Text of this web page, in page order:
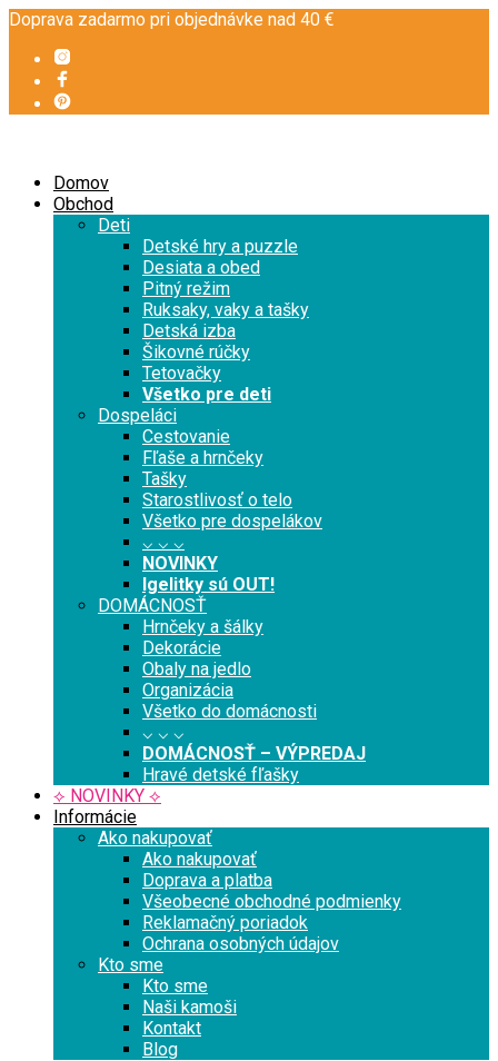
Doprava zadarmo pri objednávke nad 40 €
Domov
Obchod
Deti
Detské hry a puzzle
Desiata a obed
Pitný režim
Ruksaky, vaky a tašky
Detská izba
Šikovné rúčky
Tetovačky
Všetko pre deti
Dospeláci
Cestovanie
Fľaše a hrnčeky
Tašky
Starostlivosť o telo
Všetko pre dospelákov
⌵ ⌵ ⌵
NOVINKY
Igelitky sú OUT!
DOMÁCNOSŤ
Hrnčeky a šálky
Dekorácie
Obaly na jedlo
Organizácia
Všetko do domácnosti
⌵ ⌵ ⌵
DOMÁCNOSŤ – VÝPREDAJ
Hravé detské fľašky
⟡ NOVINKY ⟡
Informácie
Ako nakupovať
Ako nakupovať
Doprava a platba
Všeobecné obchodné podmienky
Reklamačný poriadok
Ochrana osobných údajov
Kto sme
Kto sme
Naši kamoši
Kontakt
Blog